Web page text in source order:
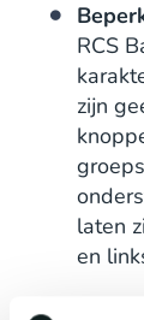
RCS
zijn
laten
en